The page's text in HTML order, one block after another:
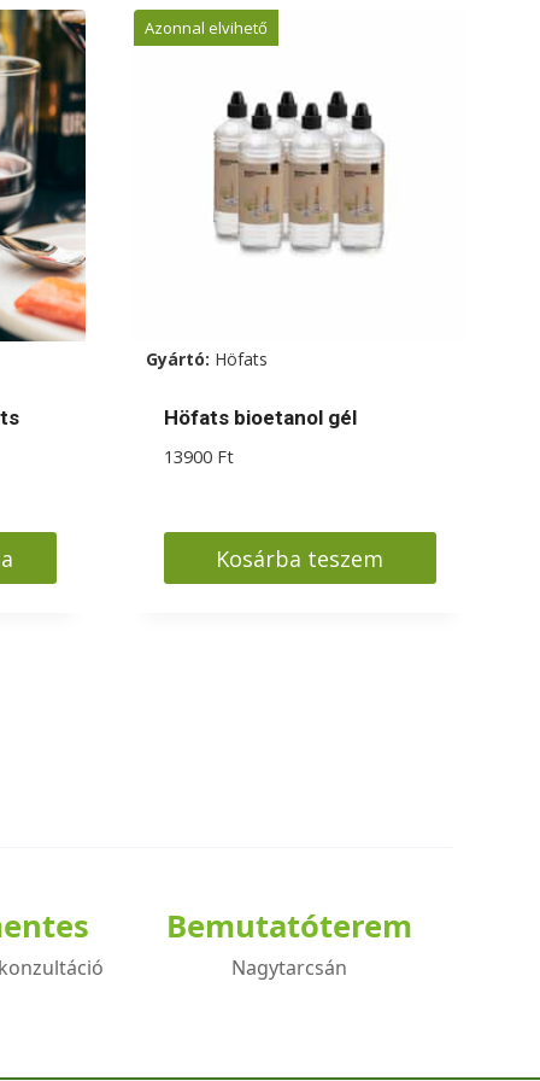
terméknek
több
változatok
termékoldalon
Azonnal elvihető
Gyártó: Höfats
Höfats bioetanol gél
13900 Ft
Kosárba teszem
Bemutatóterem
Nagytarcsán